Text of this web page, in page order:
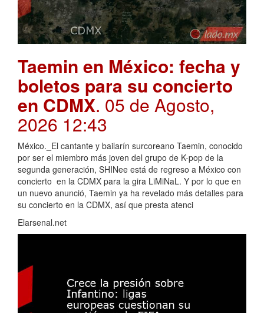
Taemin en México: fecha y
boletos para su concierto
en CDMX. 05 de Agosto,
2026 12:43
México._El cantante y bailarín surcoreano Taemin, conocido
por ser el miembro más joven del grupo de K-pop de la
segunda generación, SHINee está de regreso a México con
concierto en la CDMX para la gira LiMiNaL. Y por lo que en
un nuevo anunció, Taemin ya ha revelado más detalles para
su concierto en la CDMX, así que presta atenci
Elarsenal.net